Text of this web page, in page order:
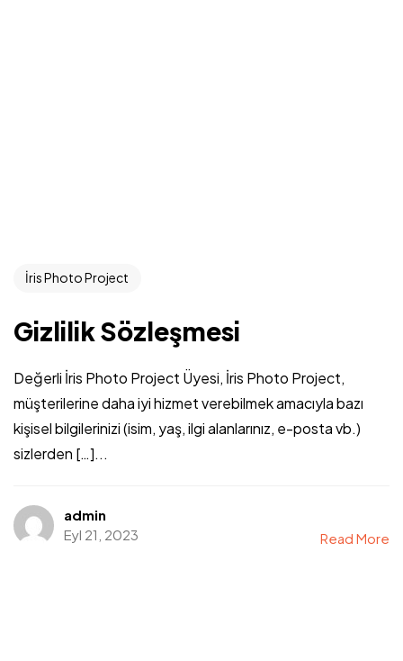
İris Photo Project
Gizlilik Sözleşmesi
Değerli İris Photo Project Üyesi, İris Photo Project,
müşterilerine daha iyi hizmet verebilmek amacıyla bazı
kişisel bilgilerinizi (isim, yaş, ilgi alanlarınız, e-posta vb.)
sizlerden […]...
admin
Eyl 21, 2023
Read More